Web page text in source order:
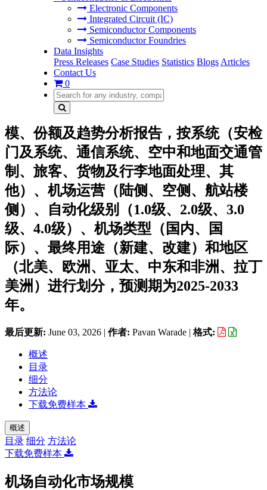
Electronic Components
Integrated Circuit (IC)
Semiconductor Components
Semiconductor Foundries
Data Insights
Press Releases Case Studies Statistics Blogs Articles
Contact Us
0
模、份额及趋势分析报告，按系统（安检
门及系统、通信系统、空中和地面交通管
制、旅客、货物及行李地面处理、其
他）、机场运营（陆侧、空侧、航站楼
侧）、自动化级别（1.0级、2.0级、3.0
级、4.0级）、机场类型（国内、国
际）、最终用途（新建、改建）和地区
（北美、欧洲、亚太、中东和非洲、拉丁
美洲）进行划分，预测期为2025-2033
年。
最后更新: June 03, 2026 | 作者: Pavan Warade | 格式:
概述
目录
细分
方法论
下载免费样本
概述
目录 细分 方法论
下载免费样本
机场自动化市场规模